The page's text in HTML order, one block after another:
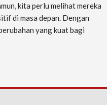
kita perlu melihat mereka
di masa depan. Dengan
yang kuat bagi